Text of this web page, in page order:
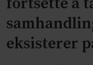
eksisterer